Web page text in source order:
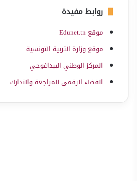
روابط مفيدة
موقع Edunet.tn
موقع وزارة التربية التونسية
المركز الوطني البيداغوجي
الفضاء الرقمي للمراجعة والتدارك